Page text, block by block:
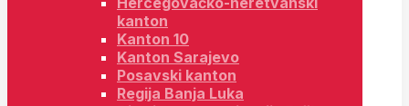
kanton
Kanton 10
Kanton Sarajevo
Posavski kanton
Regija Banja Luka